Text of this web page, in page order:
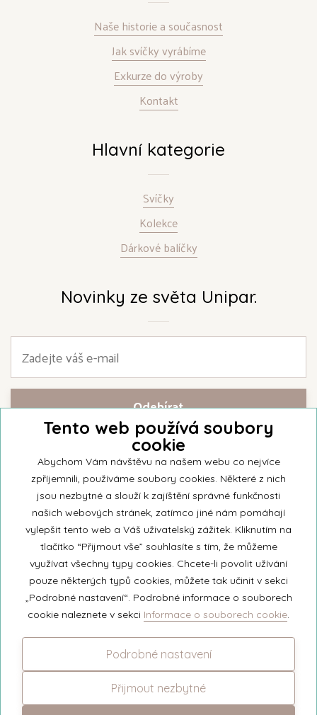
Naše historie a současnost
Jak svíčky vyrábíme
Exkurze do výroby
Kontakt
Hlavní kategorie
Svíčky
Kolekce
Dárkové balíčky
Novinky ze světa Unipar.
Přihlašte se k našemu newsletteru a buďte jako první informováni o
nejnovějších kolekcích svíček a aktualitách z rodinné firmy Unipar.
© 2026 Unipar
+420 571 651 531
eshop@unipar.cz
Facebook
Instagram
Tento web používá soubory
cookie
Abychom Vám návštěvu na našem webu co nejvíce
zpříjemnili, používáme soubory cookies. Některé z nich
jsou nezbytné a slouží k zajíštění správné funkčnosti
našich webových stránek, zatímco jiné nám pomáhají
vylepšit tento web a Váš uživatelský zážitek. Kliknutím na
tlačítko “Přijmout vše” souhlasíte s tím, že můžeme
využívat všechny typy cookies. Chcete-li povolit užívání
pouze některých typů cookies, můžete tak učinit v sekci
„Podrobné nastavení“. Podrobné informace o souborech
cookie naleznete v sekci Informace o souborech cookie.
Podrobné nastavení
Přijmout nezbytné